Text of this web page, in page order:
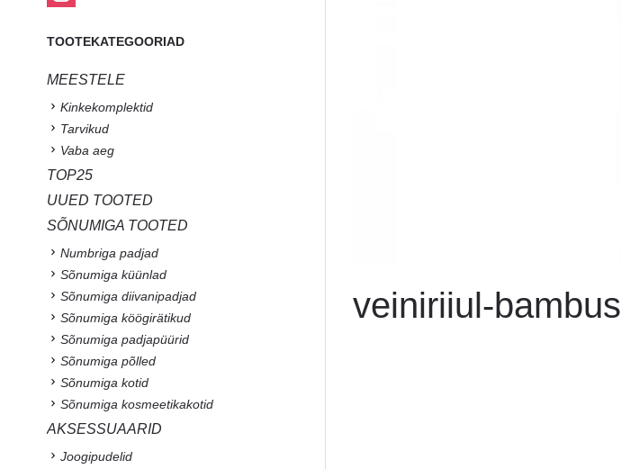
veiniriiul-bambus
TOOTEKATEGOORIAD
MEESTELE
Kinkekomplektid
Tarvikud
Vaba aeg
TOP25
UUED TOOTED
SÕNUMIGA TOOTED
Numbriga padjad
Sõnumiga küünlad
Sõnumiga diivanipadjad
Sõnumiga köögirätikud
Sõnumiga padjapüürid
Sõnumiga põlled
Sõnumiga kotid
Sõnumiga kosmeetikakotid
AKSESSUAARID
Joogipudelid